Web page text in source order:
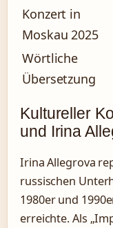
Konzert in
Moskau 2025
Wörtliche
Übersetzung
Kultureller
und Irina
Irina Allegrova
russischen
1980er und
erreichte. Als